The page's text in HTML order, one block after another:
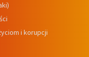
i korupcji